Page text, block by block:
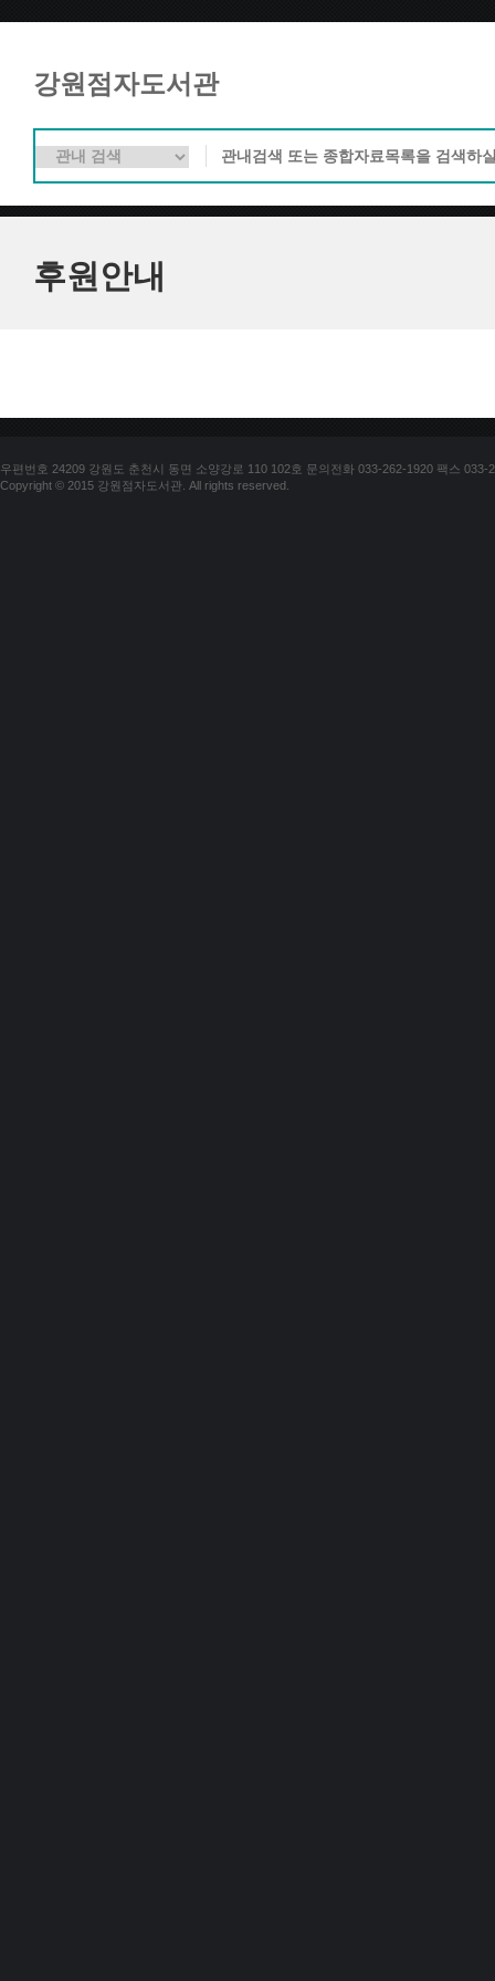
강원점자도서관
후원안내
우편번호 24209 강원도 춘천시 동면 소양강로 110 102호 문의전화 033-262-1920 팩스 033-
Copyright © 2015 강원점자도서관. All rights reserved.